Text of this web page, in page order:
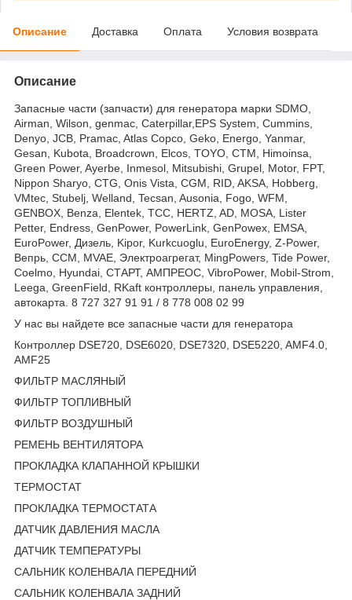
Описание Доставка Оплата Условия возврата
Описание
Запасные части (запчасти) для генератора марки SDMO,
Airman, Wilson, genmac, Caterpillar,EPS System, Cummins,
Denyo, JCB, Pramac, Atlas Copco, Geko, Energo, Yanmar,
Gesan, Kubota, Broadcrown, Elcos, TOYO, CTM, Himoinsa,
Green Power, Ayerbe, Inmesol, Mitsubishi, Grupel, Motor, FPT,
Nippon Sharyo, CTG, Onis Vista, CGM, RID, AKSA, Hobberg,
VMtec, Stubelj, Welland, Tecsan, Ausonia, Fogo, WFM,
GENBOX, Benza, Elentek, TCC, HERTZ, AD, MOSA, Lister
Petter, Endress, GenPower, PowerLink, GenPowex, EMSA,
EuroPower, Дизель, Kipor, Kurkcuoglu, EuroEnergy, Z-Power,
Вепрь, CCM, MVAE, Электроагрегат, MingPowers, Tide Power,
Coelmo, Hyundai, СТАРТ, АМПРЕОС, VibroPower, Mobil-Strom,
Leega, GreenField, RKaft контроллеры, панель управления,
автокарта. 8 727 327 91 91 / 8 778 008 02 99
У нас вы найдете все запасные части для генератора
Контроллер DSE720, DSE6020, DSE7320, DSE5220, AMF4.0,
AMF25
ФИЛЬТР МАСЛЯНЫЙ
ФИЛЬТР ТОПЛИВНЫЙ
ФИЛЬТР ВОЗДУШНЫЙ
РЕМЕНЬ ВЕНТИЛЯТОРА
ПРОКЛАДКА КЛАПАННОЙ КРЫШКИ
ТЕРМОСТАТ
ПРОКЛАДКА ТЕРМОСТАТА
ДАТЧИК ДАВЛЕНИЯ МАСЛА
ДАТЧИК ТЕМПЕРАТУРЫ
САЛЬНИК КОЛЕНВАЛА ПЕРЕДНИЙ
САЛЬНИК КОЛЕНВАЛА ЗАДНИЙ